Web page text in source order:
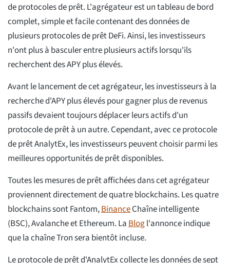
de protocoles de prêt. L'agrégateur est un tableau de bord
complet, simple et facile contenant des données de
plusieurs protocoles de prêt DeFi. Ainsi, les investisseurs
n'ont plus à basculer entre plusieurs actifs lorsqu'ils
recherchent des APY plus élevés.
Avant le lancement de cet agrégateur, les investisseurs à la
recherche d'APY plus élevés pour gagner plus de revenus
passifs devaient toujours déplacer leurs actifs d'un
protocole de prêt à un autre. Cependant, avec ce protocole
de prêt AnalytEx, les investisseurs peuvent choisir parmi les
meilleures opportunités de prêt disponibles.
Toutes les mesures de prêt affichées dans cet agrégateur
proviennent directement de quatre blockchains. Les quatre
blockchains sont Fantom,BinanceChaîne intelligente
(BSC), Avalanche et Ethereum. LaBlogl'annonce indique
que la chaîne Tron sera bientôt incluse.
Le protocole de prêt d'AnalytEx collecte les données de sept